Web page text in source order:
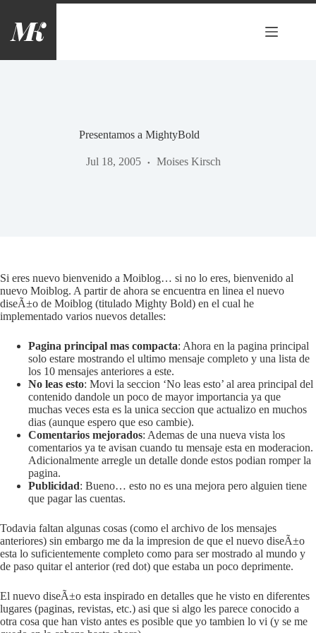
contenido
Presentamos a MightyBold
Jul 18, 2005 Moises Kirsch
Si eres nuevo bienvenido a Moiblog… si no lo eres, bienvenido al
nuevo Moiblog. A partir de ahora se encuentra en linea el nuevo
diseÃ±o de Moiblog (titulado Mighty Bold) en el cual he
implementado varios nuevos detalles:
Pagina principal mas compacta: Ahora en la pagina principal
solo estare mostrando el ultimo mensaje completo y una lista de
los 10 mensajes anteriores a este.
No leas esto: Movi la seccion ‘No leas esto’ al area principal del
contenido dandole un poco de mayor importancia ya que
muchas veces esta es la unica seccion que actualizo en muchos
dias (aunque espero que eso cambie).
Comentarios mejorados: Ademas de una nueva vista los
comentarios ya te avisan cuando tu mensaje esta en moderacion.
Adicionalmente arregle un detalle donde estos podian romper la
pagina.
Publicidad: Bueno… esto no es una mejora pero alguien tiene
que pagar las cuentas.
Todavia faltan algunas cosas (como el archivo de los mensajes
anteriores) sin embargo me da la impresion de que el nuevo diseÃ±o
esta lo suficientemente completo como para ser mostrado al mundo y
de paso quitar el anterior (red dot) que estaba un poco deprimente.
El nuevo diseÃ±o esta inspirado en detalles que he visto en diferentes
lugares (paginas, revistas, etc.) asi que si algo les parece conocido a
otra cosa que han visto antes es posible que yo tambien lo vi (y se me